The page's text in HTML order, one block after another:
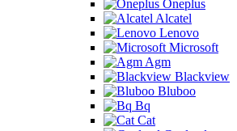
Oneplus
Alcatel
Lenovo
Microsoft
Agm
Blackview
Bluboo
Bq
Cat